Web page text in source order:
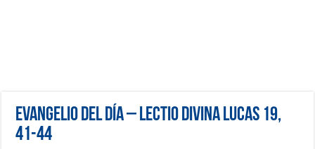
Evangelio del día – Lectio Divina Lucas 19,
41-44